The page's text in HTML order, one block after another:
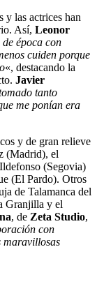
y las actrices han
Así, Leonor
época con
cuiden porque
«, destacando la
Javier
tanto
me ponían era
y de gran relieve
(Madrid), el
(Segovia)
(El Pardo). Otros
de Talamanca del
Granjilla y el
, de Zeta Studio,
con
maravillosas